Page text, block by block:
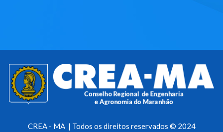
CREA - MA | Todos os direitos reservados © 2024